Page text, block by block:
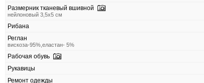
Размерник тканевый вшивной
нейлоновый 3,5х5 см
Рибана
Реглан
вискоза-95%,еластан- 5%
Рабочая обувь
Рукавицы
Ремонт одежды